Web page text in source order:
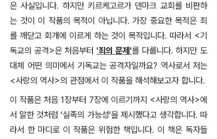
은 사실입니다. 하지만 키르케고르가 덴마크 교회를 비판하
는 것이 이 작품의 목적이 아닙니다. 가장 중요한 목적은 죄
를 깨닫고 회개에 이르게 하는 것이 목적입니다. 따라서 <기
독교의 공격>은 처음부터 '죄의 문제'를 다룹니다. 하지만 도
대체 어떤 의미에서 기독교는 공격자일까요? 역사로서 저는
<사랑의 역사>의 관점에서 이 작품을 해석해보고자 합니다.
이 작품은 처음 1장부터 7장에 이르기까지 <사랑의 역사>에
서 말한 것처럼 ‘실족의 가능성’을 제시했다고 생각합니다. 따
라서 한 마디로 이 작품은 위험한 책입니다. 이 책은 독자들